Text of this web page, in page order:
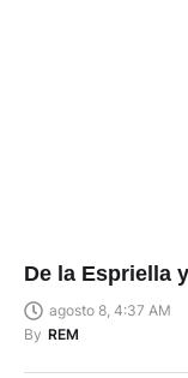
De la Espriella
agosto 8, 4:37 AM
By REM